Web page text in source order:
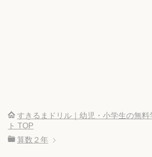
すきるまドリル｜幼児・小学生の無料
ト TOP
算数２年